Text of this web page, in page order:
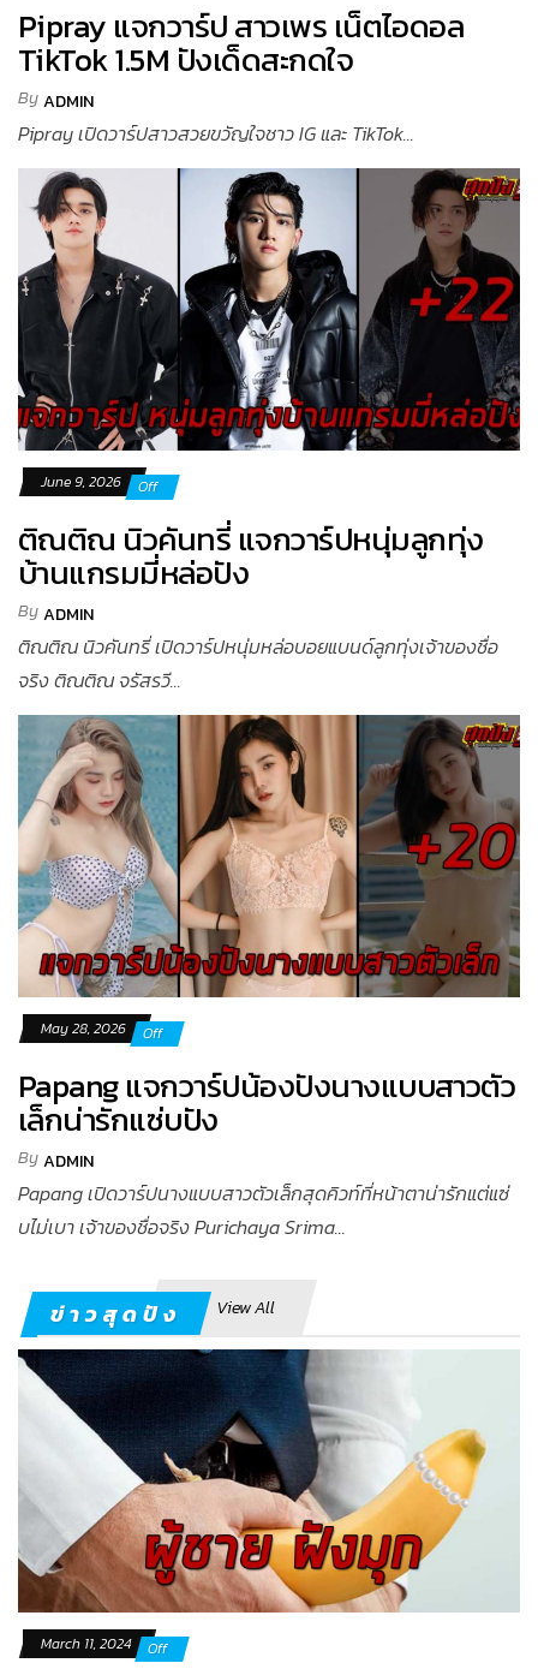
Pipray แจกวาร์ป สาวเพร เน็ตไอดอล
TikTok 1.5M ปังเด็ดสะกดใจ
ByADMIN
Pipray เปิดวาร์ปสาวสวยขวัญใจชาว IG และ TikTok...
June 9, 2026 Off
ติณติณ นิวคันทรี่ แจกวาร์ปหนุ่มลูกทุ่ง
บ้านแกรมมี่หล่อปัง
ByADMIN
ติณติณ นิวคันทรี่ เปิดวาร์ปหนุ่มหล่อบอยแบนด์ลูกทุ่งเจ้าของชื่อ
จริง ติณติณ จรัสรวี...
May 28, 2026 Off
Papang แจกวาร์ปน้องปังนางแบบสาวตัว
เล็กน่ารักแซ่บปัง
ByADMIN
Papang เปิดวาร์ปนางแบบสาวตัวเล็กสุดคิวท์ที่หน้าตาน่ารักแต่แซ่
บไม่เบา เจ้าของชื่อจริง Purichaya Srima...
ข่าวสุดปัง View All
March 11, 2024 Off